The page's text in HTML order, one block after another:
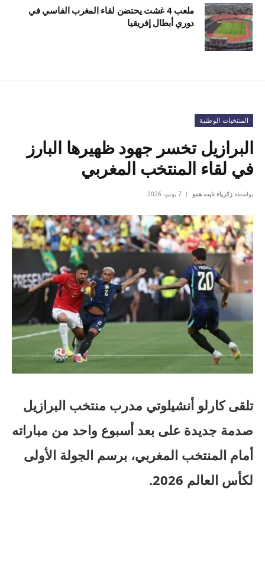
ملعب 4 غشت يحتضن لقاء المغرب الفاسي في
دوري أبطال إفريقيا
المنتخبات الوطنية
البرازيل تخسر جهود ظهيرها البارز
في لقاء المنتخب المغربي
بواسطة زكرياء نايت همو 7 يونيو، 2026
تلقى كارلو أنشيلوتي مدرب منتخب البرازيل
صدمة جديدة على بعد أسبوع واحد من مباراته
أمام المنتخب المغربي، برسم الجولة الأولى
لكأس العالم 2026.